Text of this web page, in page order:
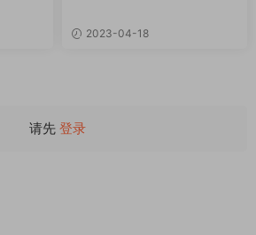
2023-04-18
请先 登录